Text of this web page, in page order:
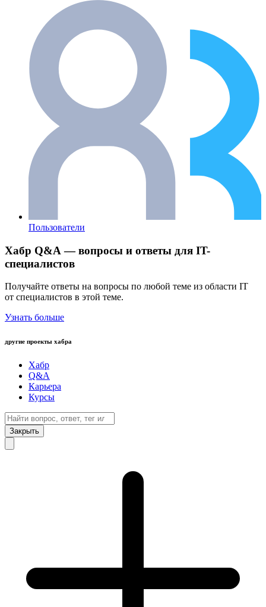
Пользователи
Хабр Q&A — вопросы и ответы для IT-
специалистов
Получайте ответы на вопросы по любой теме из области IT
от специалистов в этой теме.
Узнать больше
другие проекты хабра
Хабр
Q&A
Карьера
Курсы
Закрыть